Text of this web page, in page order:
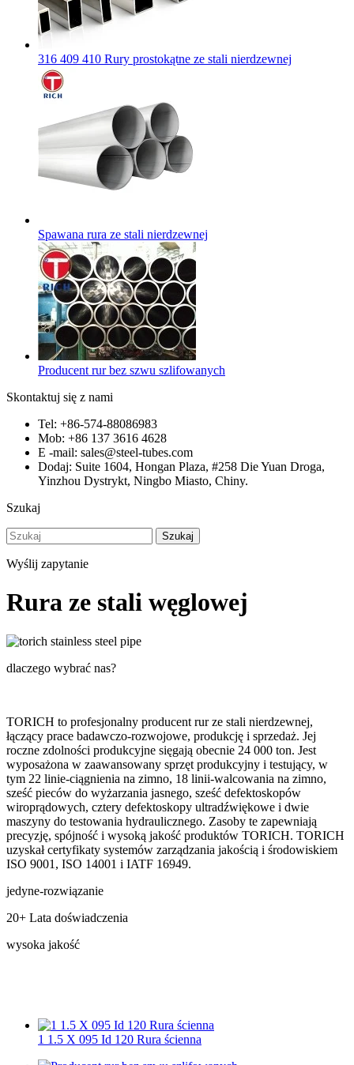
316 409 410 Rury prostokątne ze stali nierdzewnej
Spawana rura ze stali nierdzewnej
Producent rur bez szwu szlifowanych
Skontaktuj się z nami
Tel: +86-574-88086983
Mob: +86 137 3616 4628
E -mail: sales@steel-tubes.com
Dodaj: Suite 1604, Hongan Plaza, #258 Die Yuan Droga,
Yinzhou Dystrykt, Ningbo Miasto, Chiny.
Szukaj
Szukaj
Wyślij zapytanie
Rura ze stali węglowej
dlaczego wybrać nas?
TORICH to profesjonalny producent rur ze stali nierdzewnej,
łączący prace badawczo-rozwojowe, produkcję i sprzedaż. Jej
roczne zdolności produkcyjne sięgają obecnie 24 000 ton. Jest
wyposażona w zaawansowany sprzęt produkcyjny i testujący, w
tym 22 linie-ciągnienia na zimno, 18 linii-walcowania na zimno,
sześć pieców do wyżarzania jasnego, sześć defektoskopów
wiroprądowych, cztery defektoskopy ultradźwiękowe i dwie
maszyny do testowania hydraulicznego. Zasoby te zapewniają
precyzję, spójność i wysoką jakość produktów TORICH. TORICH
uzyskał certyfikaty systemów zarządzania jakością i środowiskiem
ISO 9001, ISO 14001 i IATF 16949.
jedyne-rozwiązanie
20+ Lata doświadczenia
wysoka jakość
1 1.5 X 095 Id 120 Rura ścienna